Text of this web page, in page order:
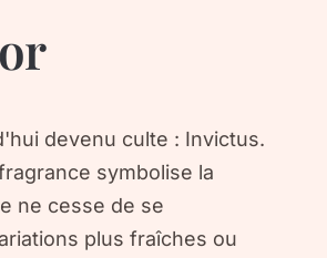
devenu culte : Invictus.
symbolise la
ne cesse de se
plus fraîches ou